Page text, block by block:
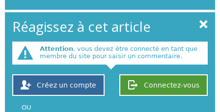
Réagissez à cet article
Attention, vous devez être connecté en tant que
membre du site pour saisir un commentaire.
Connectez-vous
Créez un compte
OU